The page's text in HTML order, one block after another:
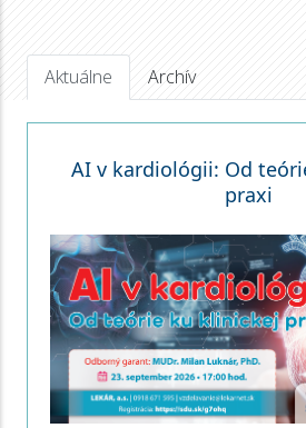
Aktuálne Archív
AI v kardiológii: Od
praxi